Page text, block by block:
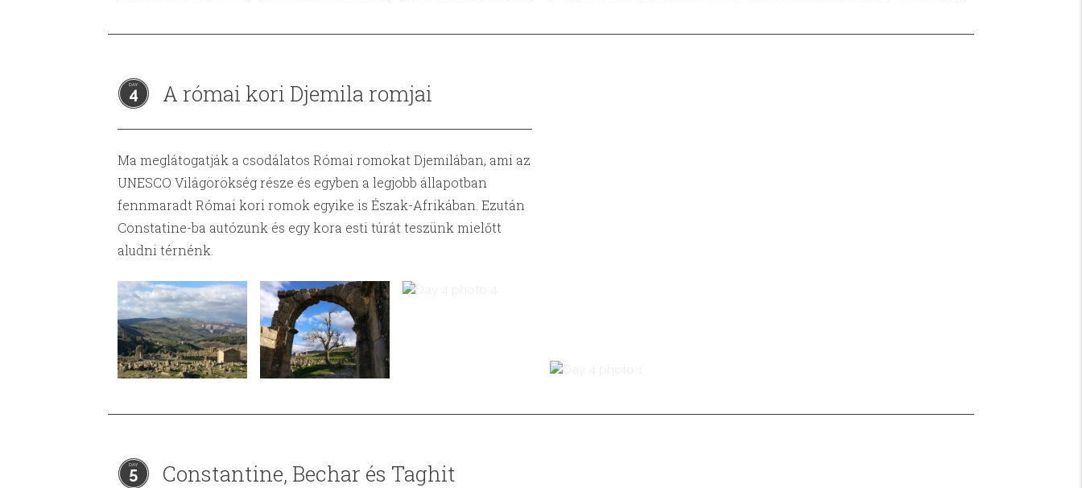
4 A római kori Djemila romjai
Ma meglátogatják a csodálatos Római romokat Djemilában, ami az
UNESCO Világörökség része és egyben a legjobb állapotban
fennmaradt Római kori romok egyike is Észak-Afrikában. Ezután
Constatine-ba autózunk és egy kora esti túrát teszünk mielőtt
aludni térnénk.
5 Constantine, Bechar és Taghit